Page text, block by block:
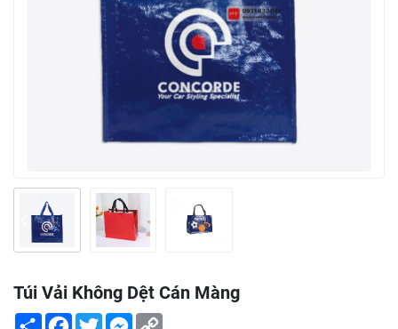
Túi Vải Không Dệt Cán Màng
Share Facebook
TwitterMessenger